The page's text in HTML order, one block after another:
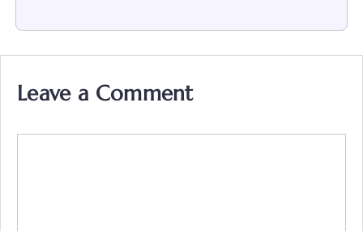
Leave a Comment